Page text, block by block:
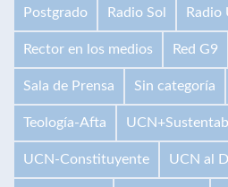
Postgrado Radio Sol Radio
Rector en los medios Red G9
Sala de Prensa Sin categoría
Teología-Afta
UCN-Constituyente UCN al